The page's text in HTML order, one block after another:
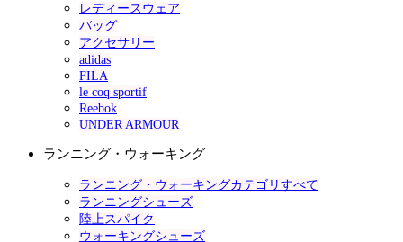
レディースウェア
バッグ
アクセサリー
adidas
FILA
le coq sportif
Reebok
UNDER ARMOUR
ランニング・ウォーキング
ランニング・ウォーキングカテゴリすべて
ランニングシューズ
陸上スパイク
ウォーキングシューズ